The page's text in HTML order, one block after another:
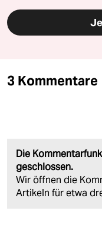
3 Kommentare
Die
geschlossen.
Wir öffnen die
Artikeln für etwa